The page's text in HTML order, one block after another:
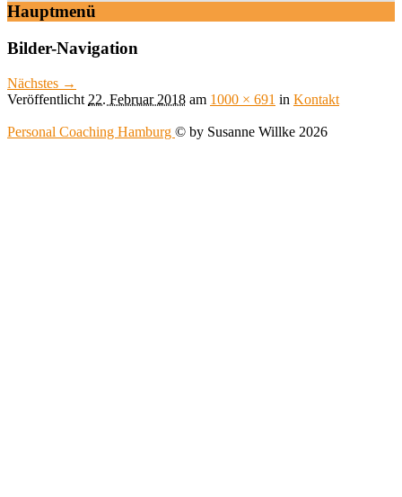
Hauptmenü
Bilder-Navigation
Nächstes →
Veröffentlicht 22. Februar 2018 am 1000 × 691 in Kontakt
Personal Coaching Hamburg © by Susanne Willke 2026